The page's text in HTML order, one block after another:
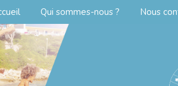
Qui sommes-nous ? Nous